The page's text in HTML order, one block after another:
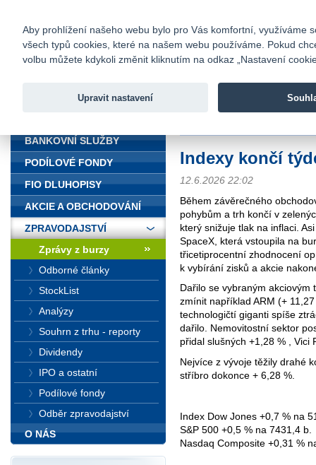
Fio banka
Fio banka
Indexy končí
12.6.2026 22:02
Během závěrečného
pohybům a trh končí v
který snižuje tlak na inflaci.
SpaceX, která vstoupila na
třicetiprocentní zhodnocení
k vybírání zisků a akcie
Dařilo se vybraným akciovým
zmínit například ARM (+
technologičtí giganti spíše
dařilo. Nemovitostní sektor
přidal slušných +1,28 % , Vici
Nejvíce z vývoje těžily drahé
stříbro dokonce + 6,28 %.
Index Dow Jones +0,7 % na
S&P 500 +0,5 % na 7431,4 b.
Nasdaq Composite +0,31 %
BANKOVNÍ SLUŽBY
PODÍLOVÉ FONDY
FIO DLUHOPISY
AKCIE A OBCHODOVÁNÍ
ZPRAVODAJSTVÍ
Zprávy z burzy
Odborné články
StockList
Analýzy
Souhrn z trhu - reporty
Dividendy
IPO a ostatní
Podílové fondy
Odběr zpravodajství
O NÁS
Aby prohlížení našeho webu bylo pro Vás komfortní, využíváme
všech typů cookies, které na našem webu používáme. Pokud
volbu můžete kdykoli změnit kliknutím na odkaz „Nastavení
Upravit nastavení